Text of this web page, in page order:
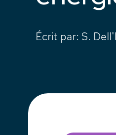
Écrit par: S.